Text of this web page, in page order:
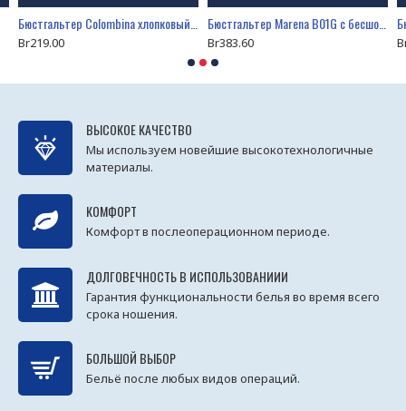
Br219.00 Br383.60
ВЫСОКОЕ КАЧЕСТВО
Мы используем новейшие высокотехнологичные
материалы.
КОМФОРТ
Комфорт в послеоперационном периоде.
ДОЛГОВЕЧНОСТЬ В ИСПОЛЬЗОВАНИИИ
Гарантия функциональности белья во время всего
срока ношения.
БОЛЬШОЙ ВЫБОР
Бельё после любых видов операций.